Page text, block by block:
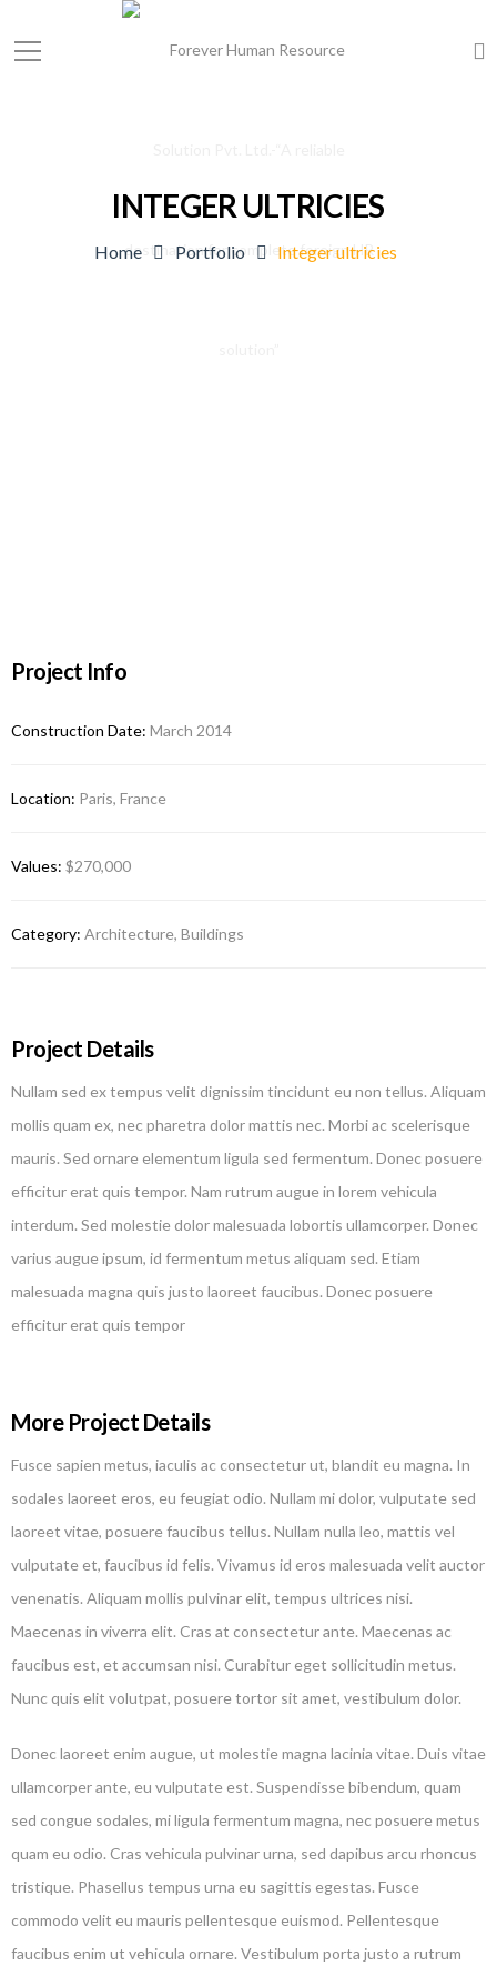
INTEGER ULTRICIES
Home Portfolio Integer ultricies
Project Info
Construction Date: March 2014
Location: Paris, France
Values: $270,000
Category: Architecture, Buildings
Project Details
Nullam sed ex tempus velit dignissim tincidunt eu non tellus. Aliquam
mollis quam ex, nec pharetra dolor mattis nec. Morbi ac scelerisque
mauris. Sed ornare elementum ligula sed fermentum. Donec posuere
efficitur erat quis tempor. Nam rutrum augue in lorem vehicula
interdum. Sed molestie dolor malesuada lobortis ullamcorper. Donec
varius augue ipsum, id fermentum metus aliquam sed. Etiam
malesuada magna quis justo laoreet faucibus. Donec posuere
efficitur erat quis tempor
More Project Details
Fusce sapien metus, iaculis ac consectetur ut, blandit eu magna. In
sodales laoreet eros, eu feugiat odio. Nullam mi dolor, vulputate sed
laoreet vitae, posuere faucibus tellus. Nullam nulla leo, mattis vel
vulputate et, faucibus id felis. Vivamus id eros malesuada velit auctor
venenatis. Aliquam mollis pulvinar elit, tempus ultrices nisi.
Maecenas in viverra elit. Cras at consectetur ante. Maecenas ac
faucibus est, et accumsan nisi. Curabitur eget sollicitudin metus.
Nunc quis elit volutpat, posuere tortor sit amet, vestibulum dolor.
Donec laoreet enim augue, ut molestie magna lacinia vitae. Duis vitae
ullamcorper ante, eu vulputate est. Suspendisse bibendum, quam
sed congue sodales, mi ligula fermentum magna, nec posuere metus
quam eu odio. Cras vehicula pulvinar urna, sed dapibus arcu rhoncus
tristique. Phasellus tempus urna eu sagittis egestas. Fusce
commodo velit eu mauris pellentesque euismod. Pellentesque
faucibus enim ut vehicula ornare. Vestibulum porta justo a rutrum